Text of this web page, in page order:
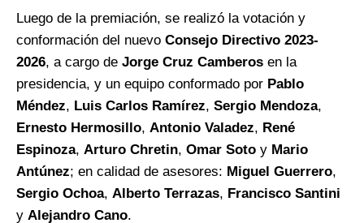
Luego de la premiación, se realizó la votación y
conformación del nuevo Consejo Directivo 2023-
2026, a cargo de Jorge Cruz Camberos en la
presidencia, y un equipo conformado por Pablo
Méndez, Luis Carlos Ramírez, Sergio Mendoza,
Ernesto Hermosillo, Antonio Valadez, René
Espinoza, Arturo Chretin, Omar Soto y Mario
Antúnez; en calidad de asesores: Miguel Guerrero,
Sergio Ochoa, Alberto Terrazas, Francisco Santini
y Alejandro Cano.